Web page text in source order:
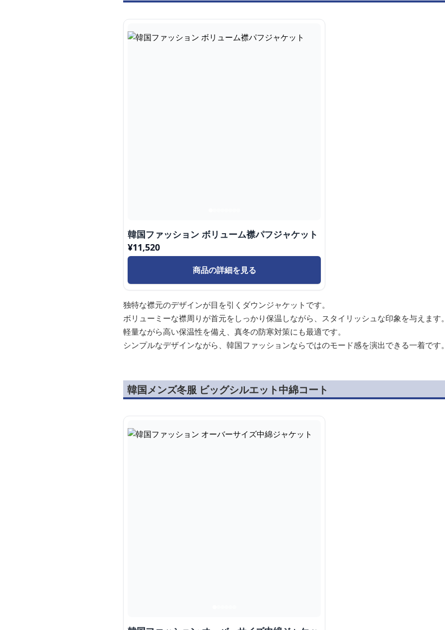
韓国ファッション ボリューム襟パフジャケット
¥11,520
商品の詳細を見る
独特な襟元のデザインが目を引くダウンジャケットです。
ボリューミーな襟周りが首元をしっかり保温しながら、スタイリッシュな印象を与えます。
軽量ながら高い保温性を備え、真冬の防寒対策にも最適です。
シンプルなデザインながら、韓国ファッションならではのモード感を演出できる一着です。
韓国メンズ冬服 ビッグシルエット中綿コート